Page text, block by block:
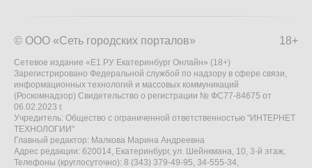
18+
© ООО «Сеть городских порталов»
Сетевое издание «Е1.РУ Екатеринбург Онлайн» (18+)
Зарегистрировано Федеральной службой по надзору в сфере связи,
информационных технологий и массовых коммуникаций
(Роскомнадзор) Свидетельство о регистрации № ФС77-84675 от
06.02.2023 г.
Учредитель: Общество с ограниченной ответственностью "ИНТЕРНЕТ
ТЕХНОЛОГИИ"
Главный редактор: Малкова Марина Андреевна
Адрес редакции: 620014, Екатеринбург, ул. Шейнкмана, 10, 3-й этаж,
Телефоны (круглосуточно): 8 (343) 379-49-95, 34-555-34,